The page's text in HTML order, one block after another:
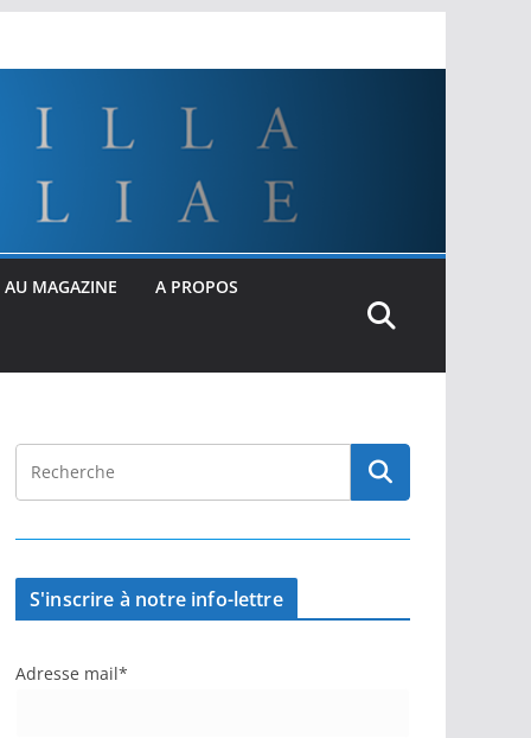
AU MAGAZINE A PROPOS
S'inscrire à notre info-lettre
Adresse mail*